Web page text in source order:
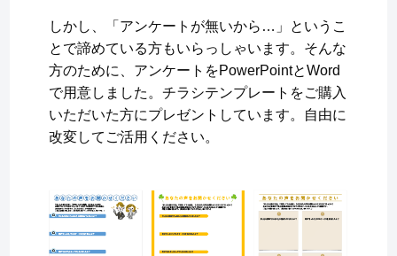
しかし、「アンケートが無いから…」というこ
とで諦めている方もいらっしゃいます。そんな
方のために、アンケートをPowerPointとWord
で用意しました。チラシテンプレートをご購入
いただいた方にプレゼントしています。自由に
改変してご活用ください。